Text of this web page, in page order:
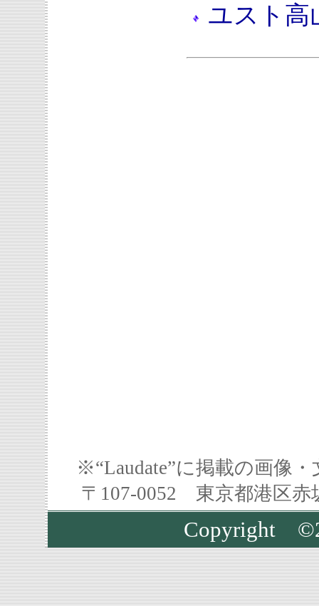
ユスト高
※“Laudate”に掲載の画像
〒107-0052 東京都港区
Copyright